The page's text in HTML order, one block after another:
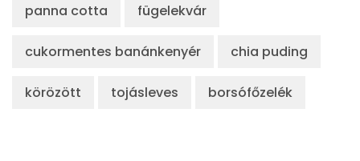
panna cotta fügelekvár
cukormentes banánkenyér chia puding
körözött tojásleves borsófőzelék